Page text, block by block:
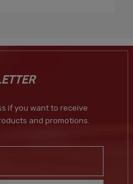
if you want to receive
and promotions.